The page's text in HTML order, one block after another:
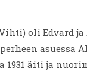
oli Edvard
asuessa
1931 äiti ja